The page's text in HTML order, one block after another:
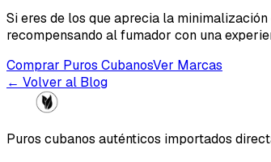
Si eres de los que aprecia la
recompensando al fumador con una
Comprar Puros CubanosVer Marcas
← Volver al Blog
Puros cubanos auténticos importados